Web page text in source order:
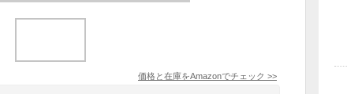
価格と在庫をAmazonでチェック >>